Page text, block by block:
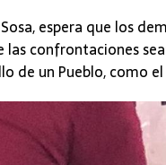
espera que los
confrontaciones
de un Pueblo, como el